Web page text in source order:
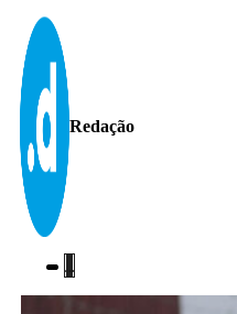
Redação